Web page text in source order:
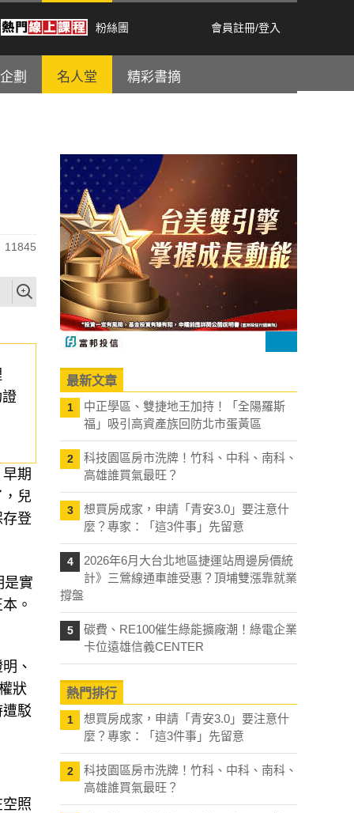
粉絲團 會員註冊/登入
劃 名人堂 精彩書摘
11845
期
兒
存登
是實
。
、
狀
駁
照
最新文章
1
中正學區、雙捷地王加持！「全陽羅斯
福」吸引高資產族回防北市蛋黃區
2
科技園區房市洗牌！竹科、中科、南科、
高雄誰買氣最旺？
3
想買房成家，申請「青安3.0」要注意什
麼？專家：「這3件事」先留意
4
2026年6月大台北地區捷運站周邊房價統
計》三鶯線通車誰受惠？頂埔雙漲靠就業
撐盤
5
碳費、RE100催生綠能擴廠潮！綠電企業
卡位遠雄信義CENTER
熱門排行
1
想買房成家，申請「青安3.0」要注意什
麼？專家：「這3件事」先留意
2
科技園區房市洗牌！竹科、中科、南科、
高雄誰買氣最旺？